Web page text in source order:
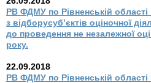
РВ ФДМУ по Рівненській
з відборусуб’єктів оціночної
до проведення не незалежної
року.
22.09.2018
РВ ФДМУ по Рівненській